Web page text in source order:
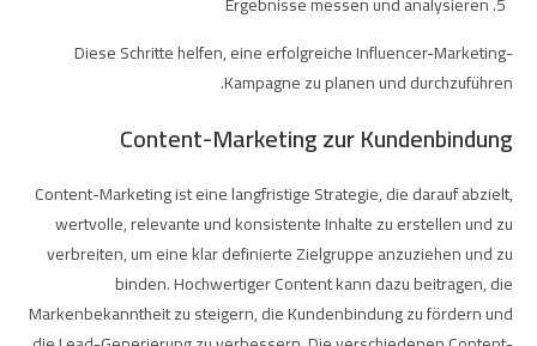
Diese Schritte helfen, eine erfolgreiche Influencer-Marketing-
Kampagne zu planen und durchzuführen.
Content-Marketing zur Kundenbindung
Content-Marketing ist eine langfristige Strategie, die darauf abzielt,
wertvolle, relevante und konsistente Inhalte zu erstellen und zu
verbreiten, um eine klar definierte Zielgruppe anzuziehen und zu
binden. Hochwertiger Content kann dazu beitragen, die
Markenbekanntheit zu steigern, die Kundenbindung zu fördern und